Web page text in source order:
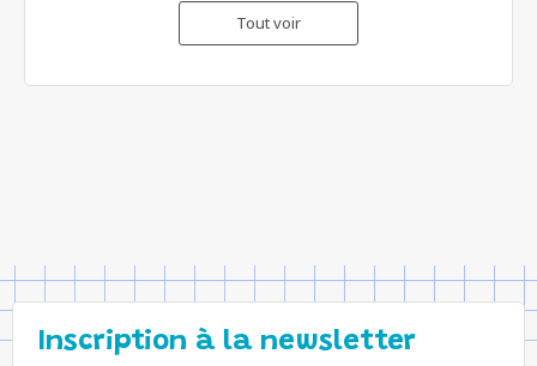
Tout voir
Inscription à la newsletter